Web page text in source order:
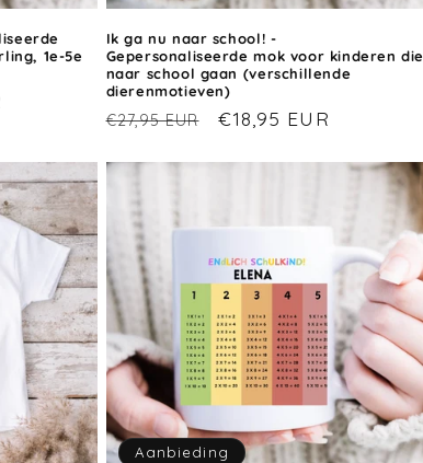
1e-5e
Ik ga nu naar school! -
Gepersonaliseerde mok voor kinderen die
naar school gaan (verschillende
dierenmotieven)
Normale
€27,95 EUR Aanbiedingsprijs
€18,95 EUR
Aanbieding